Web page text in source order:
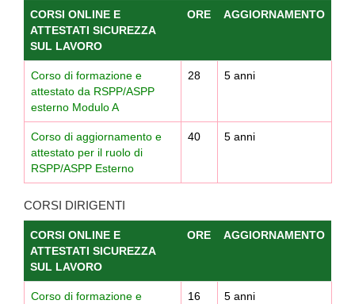
CORSI ONLINE E
ATTESTATI SICUREZZA
SUL LAVORO
ORE AGGIORNAMENTO
Corso di formazione e
attestato da RSPP/ASPP
esterno Modulo A
28 5 anni
Corso di aggiornamento e
attestato per il ruolo di
RSPP/ASPP Esterno
40 5 anni
CORSI DIRIGENTI
CORSI ONLINE E
ATTESTATI SICUREZZA
SUL LAVORO
ORE AGGIORNAMENTO
Corso di formazione e
16 5 anni